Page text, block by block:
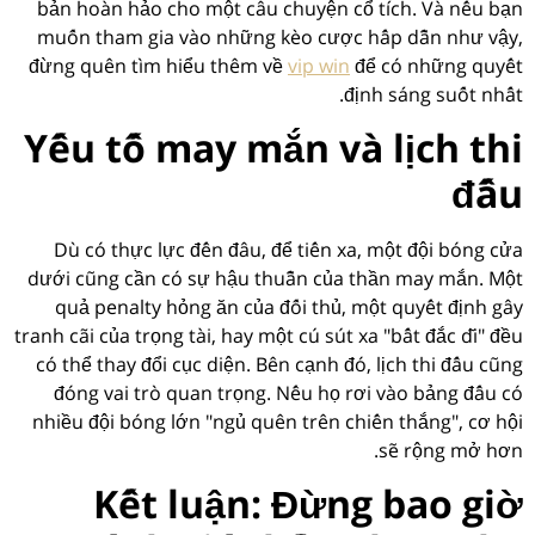
bản hoàn hảo cho một câu chuyện cổ tích. Và nếu bạn
muốn tham gia vào những kèo cược hấp dẫn như vậy,
đừng quên tìm hiểu thêm vềvip win để có những quyết
định sáng suốt nhất.
Yếu tố may mắn và lịch thi
đấu
Dù có thực lực đến đâu, để tiến xa, một đội bóng cửa
dưới cũng cần có sự hậu thuẫn của thần may mắn. Một
quả penalty hỏng ăn của đối thủ, một quyết định gây
tranh cãi của trọng tài, hay một cú sút xa "bất đắc dĩ" đều
có thể thay đổi cục diện. Bên cạnh đó, lịch thi đấu cũng
đóng vai trò quan trọng. Nếu họ rơi vào bảng đấu có
nhiều đội bóng lớn "ngủ quên trên chiến thắng", cơ hội
sẽ rộng mở hơn.
Kết luận: Đừng bao giờ